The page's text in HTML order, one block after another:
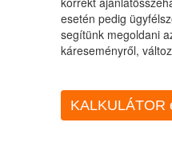
esetén pedig
segítünk megoldani
káreseményről,
KALKULÁTOR